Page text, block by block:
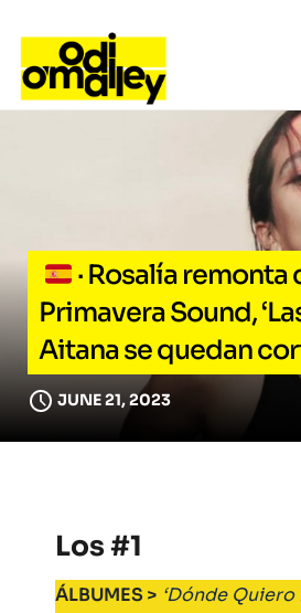
· Rosalía remonta
Primavera Sound,
Aitana se quedan
JUNE 21, 2023
Los #1
ÁLBUMES > ‘Dónde Quiero